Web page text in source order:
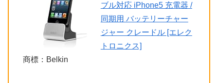
ブル対応 iPhone5 充電器 /
同期用 バッテリーチャー
ジャー クレードル [エレク
トロニクス]
商標：Belkin